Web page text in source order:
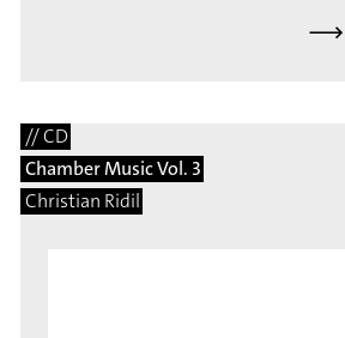
⟶
// CD
Chamber Music Vol. 3
Christian Ridil